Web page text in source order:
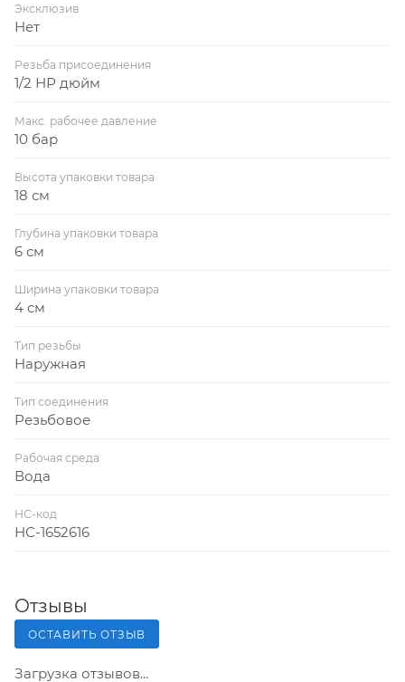
Эксклюзив
Нет
Резьба присоединения
1/2 НР дюйм
Макс. рабочее давление
10 бар
Высота упаковки товара
18 см
Глубина упаковки товара
6 см
Ширина упаковки товара
4 см
Тип резьбы
Наружная
Тип соединения
Резьбовое
Рабочая среда
Вода
НС-код
НС-1652616
Отзывы
ОСТАВИТЬ ОТЗЫВ
Загрузка отзывов...